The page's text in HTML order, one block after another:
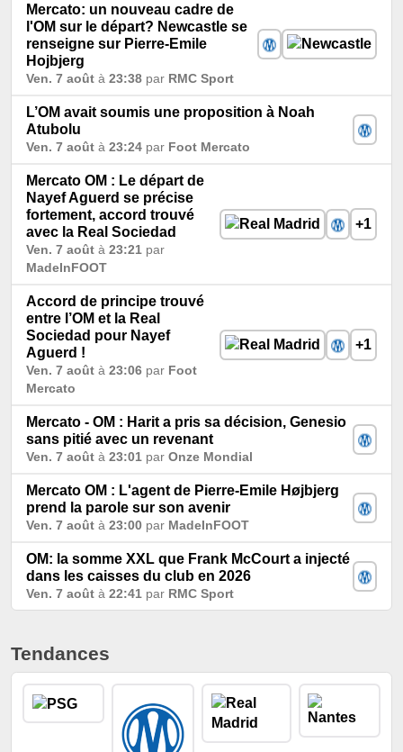
Mercato: un nouveau cadre de
l'OM sur le départ? Newcastle se
renseigne sur Pierre-Emile
Hojbjerg
Ven. 7 août à 23:38 par RMC Sport
L’OM avait soumis une proposition à Noah
Atubolu
Ven. 7 août à 23:24 par Foot Mercato
Mercato OM : Le départ de
Nayef Aguerd se précise
fortement, accord trouvé
avec la Real Sociedad
Ven. 7 août à 23:21 par
MadeInFOOT
+1
Accord de principe trouvé
entre l’OM et la Real
Sociedad pour Nayef
Aguerd !
Ven. 7 août à 23:06 par Foot
Mercato
+1
Mercato - OM : Harit a pris sa décision, Genesio
sans pitié avec un revenant
Ven. 7 août à 23:01 par Onze Mondial
Mercato OM : L'agent de Pierre-Emile Højbjerg
prend la parole sur son avenir
Ven. 7 août à 23:00 par MadeInFOOT
OM: la somme XXL que Frank McCourt a injecté
dans les caisses du club en 2026
Ven. 7 août à 22:41 par RMC Sport
Tendances